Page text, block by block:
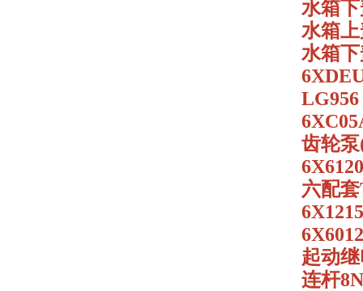
水箱下
水箱上
水箱
齿轮泵
六配套
起动继
连杆